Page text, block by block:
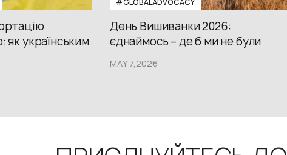
як українським
#GLOBALADVOCACY
День Вишиванки 2026:
єднаймось – де б ми не були
MAY 7,2026